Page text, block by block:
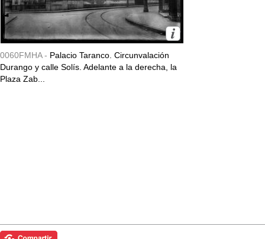
0060FMHA - Palacio Taranco. Circunvalación
Durango y calle Solís. Adelante a la derecha, la
Plaza Zab...